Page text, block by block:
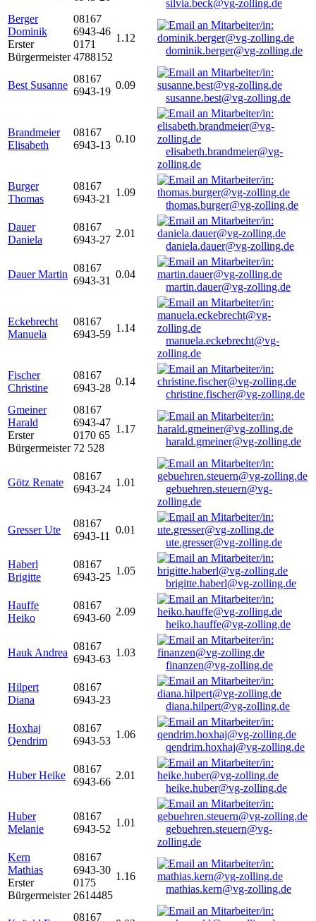
silvia.beck@vg-zolling.de
Berger
Dominik
Erster
Bürgermeister
08167
6943-46
0171
4788152
1.12
dominik.berger@vg-zolling.de
Best Susanne
08167
6943-19
0.09
susanne.best@vg-zolling.de
Brandmeier
Elisabeth
08167
6943-13
0.10
elisabeth.brandmeier@vg-
zolling.de
Burger
Thomas
08167
6943-21
1.09
thomas.burger@vg-zolling.de
Dauer
Daniela
08167
6943-27
2.01
daniela.dauer@vg-zolling.de
Dauer Martin
08167
6943-31
0.04
martin.dauer@vg-zolling.de
Eckebrecht
Manuela
08167
6943-59
1.14
manuela.eckebrecht@vg-
zolling.de
Fischer
Christine
08167
6943-28
0.14
christine.fischer@vg-zolling.de
Gmeiner
Harald
Erster
Bürgermeister
08167
6943-47
0170 65
72 528
1.17
harald.gmeiner@vg-zolling.de
Götz Renate
08167
6943-24
1.01
gebuehren.steuern@vg-
zolling.de
Gresser Ute
08167
6943-11
0.01
ute.gresser@vg-zolling.de
Haberl
Brigitte
08167
6943-25
1.05
brigitte.haberl@vg-zolling.de
Hauffe
Heiko
08167
6943-60
2.09
heiko.hauffe@vg-zolling.de
Hauk Andrea
08167
6943-63
1.03
finanzen@vg-zolling.de
Hilpert
Diana
08167
6943-23
diana.hilpert@vg-zolling.de
Hoxhaj
Qendrim
08167
6943-53
1.06
qendrim.hoxhaj@vg-zolling.de
Huber Heike
08167
6943-66
2.01
heike.huber@vg-zolling.de
Huber
Melanie
08167
6943-52
1.01
gebuehren.steuern@vg-
zolling.de
Kern
Mathias
Erster
Bürgermeister
08167
6943-30
0175
2614485
1.16
mathias.kern@vg-zolling.de
08167